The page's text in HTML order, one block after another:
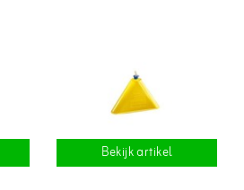
Bekijk artikel